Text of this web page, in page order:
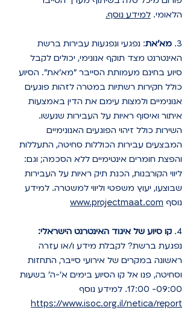
הלאומי. למידע נוסף.
3. מא'את: נפגעי ונפגעות עבירות ברשת
האינטרנט מצד תוקף אנונימי, יכולים לקבל
סיוע בחינם מעמותת הסייבר "מא'את". הסיוע
כולל חקירות רשתיות במטרה לזהות פוגעים
אנונימיים ולמצות עימם את הדין באמצעות
איתור ואיסוף ראיות על העבירות שנעשו.
השירות כולל זיהוי הפוגעים האנונימיים
המבצעים עבירות הכוללות סחיטה, התעללות
והפצת חומרים אינטימיים ללא הסכמה; וגם:
ליווי הקורבנות, הכנת תיק ראיות על העבירות
שבוצעו, יעוץ משפטי וליווי למשטרה. למידע
נוסף www.projectmaat.com
4. קו סיוע של איגוד האינטרנט הישראלי:
נפגעת ברשת? לקבלת מידע ו/או עזרה
ראשונה במקרים של אירועי סייבר, התחזות
וסחיטה, פנו אל קו הסיוע בימים א'-ה' בשעות
09:00- 17:00. למידע נוסף
https://www.isoc.org.il/netica/report